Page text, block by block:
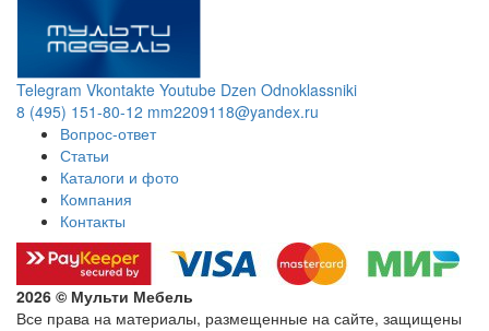
Telegram Vkontakte Youtube Dzen Odnoklassniki
8 (495) 151-80-12 mm2209118@yandex.ru
Вопрос-ответ
Статьи
Каталоги и фото
Компания
Контакты
2026 © Мульти Мебель
Все права на материалы, размещенные на сайте, защищены